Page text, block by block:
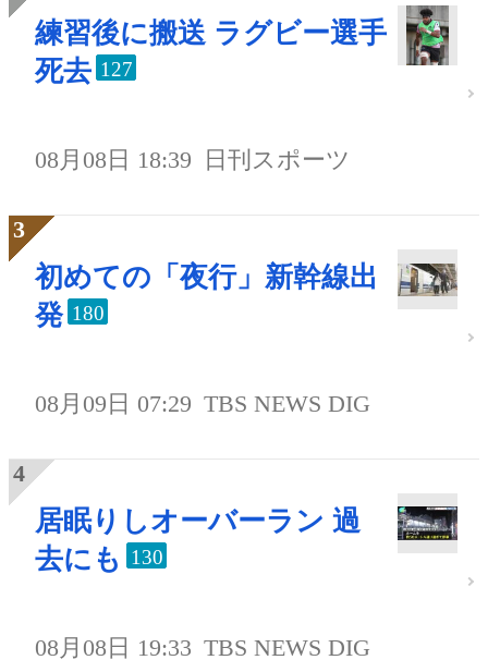
練習後に搬送 ラグビー選手
死去 127
08月08日 18:39 日刊スポーツ
初めての「夜行」新幹線出
発 180
08月09日 07:29 TBS NEWS DIG
居眠りしオーバーラン 過
去にも
130
08月08日 19:33 TBS NEWS DIG